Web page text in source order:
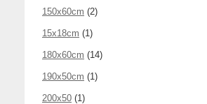
150x60cm (2)
15x18cm (1)
180x60cm (14)
190x50cm (1)
200x50 (1)